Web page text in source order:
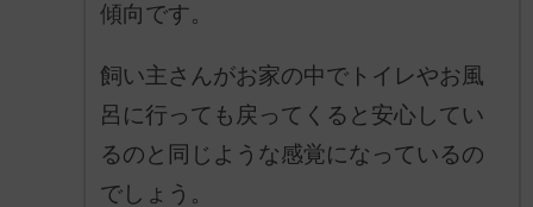
傾向です。
飼い主さんがお家の中でトイレやお風
呂に行っても戻ってくると安心してい
るのと同じような感覚になっているの
でしょう。